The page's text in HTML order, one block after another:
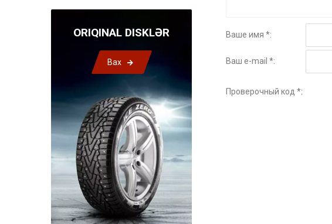
Ваше имя *:
Ваш e-mail *:
Проверочный код *:
ORIQINAL DISKLƏR
Bax